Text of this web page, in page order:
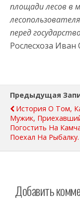
площади лесов в
перед
Рослесхоза Иван
Предыдущая
История О Том,
Мужик,
Погостить На
Поехал На Рыбалку.
Добавить